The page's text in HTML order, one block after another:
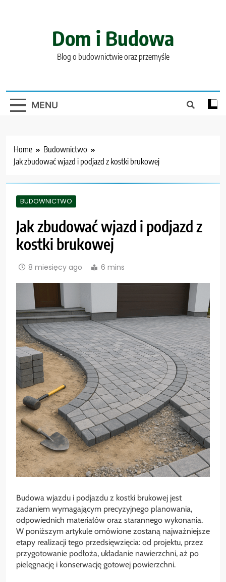
Dom i Budowa
Blog o budownictwie oraz przemyśle
MENU
Home
Budownictwo
Jak zbudować wjazd i podjazd z kostki brukowej
BUDOWNICTWO
Jak zbudować wjazd i podjazd z
kostki brukowej
8 miesięcy ago 6 mins
Budowa wjazdu i podjazdu z kostki brukowej jest
zadaniem wymagającym precyzyjnego planowania,
odpowiednich materiałów oraz starannego wykonania.
W poniższym artykule omówione zostaną najważniejsze
etapy realizacji tego przedsięwzięcia: od projektu, przez
przygotowanie podłoża, układanie nawierzchni, aż po
pielęgnację i konserwację gotowej powierzchni.